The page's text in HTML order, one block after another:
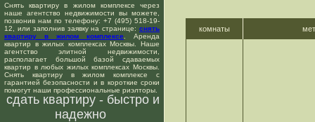
Снять квартиру в жилом комплексе через
наше агентство недвижимости вы можете,
позвонив нам по телефону: +7 (495) 518-19-
12, или заполнив заявку на странице: снять
квартиру в жилом комплексе . Аренда
квартир в жилых комплексах Москвы. Наше
агентство элитной недвижимости,
располагает большой базой сдаваемых
квартир в любых жилых комплексах Москвы.
Снять квартиру в жилом комплексе с
гарантией безопасности и в короткие сроки
помогут наши профессиональные риэлторы.
сдать квартиру - быстро и
надежно
комнаты